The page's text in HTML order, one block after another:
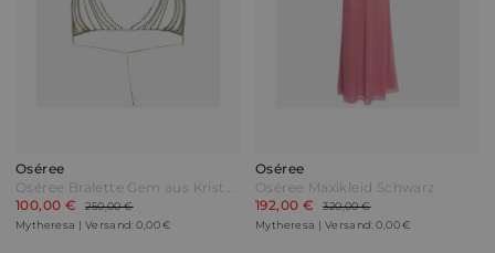
Oséree
Oséree Bralette Gem aus Kristallen Grün
100,00 €
250,00 €
Mytheresa | Versand: 0,00 €
Oséree
Oséree Maxikleid Schwarz
192,00 €
320,00 €
Mytheresa | Versand: 0,00 €